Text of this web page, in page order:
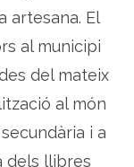
artesana. El
al municipi
del mateix
al món
i a
dels llibres